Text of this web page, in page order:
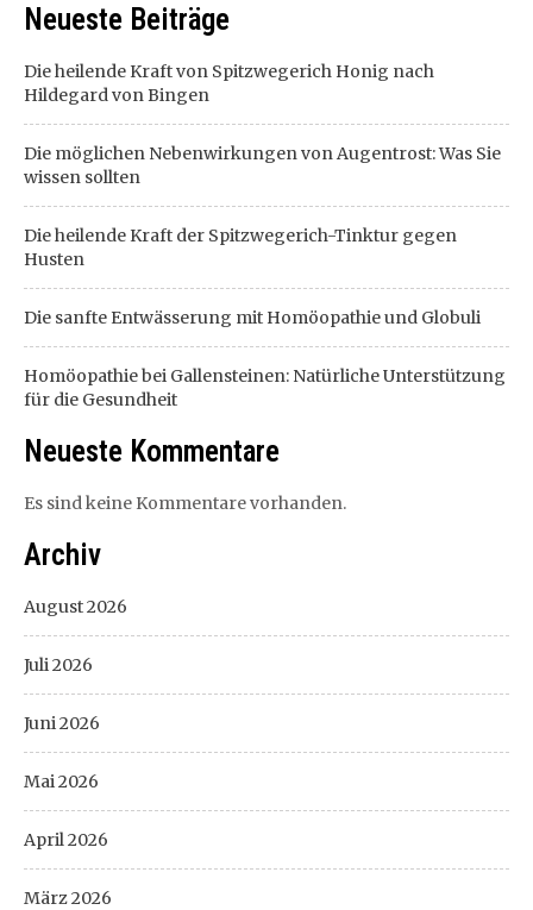
Neueste Beiträge
Die heilende Kraft von Spitzwegerich Honig nach
Hildegard von Bingen
Die möglichen Nebenwirkungen von Augentrost: Was Sie
wissen sollten
Die heilende Kraft der Spitzwegerich-Tinktur gegen
Husten
Die sanfte Entwässerung mit Homöopathie und Globuli
Homöopathie bei Gallensteinen: Natürliche Unterstützung
für die Gesundheit
Neueste Kommentare
Es sind keine Kommentare vorhanden.
Archiv
August 2026
Juli 2026
Juni 2026
Mai 2026
April 2026
März 2026